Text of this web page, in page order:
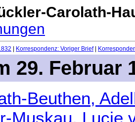
Carolath-
Korrespondenz: Voriger Brief|
29. Februar
Beuthen,
Muskau, Lucie